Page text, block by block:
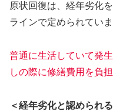
原状回復は、経年劣化
ラインで定められていま
普通に生活していて発
しの際に修繕費用を負
＜経年劣化と認められ